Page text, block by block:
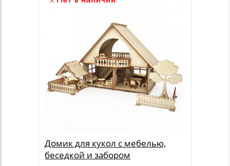
Домик для кукол с мебелью,
беседкой и забором